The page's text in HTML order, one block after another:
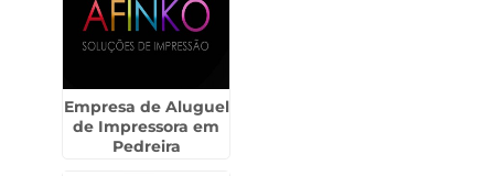
Empresa de Aluguel
de Impressora em
Pedreira